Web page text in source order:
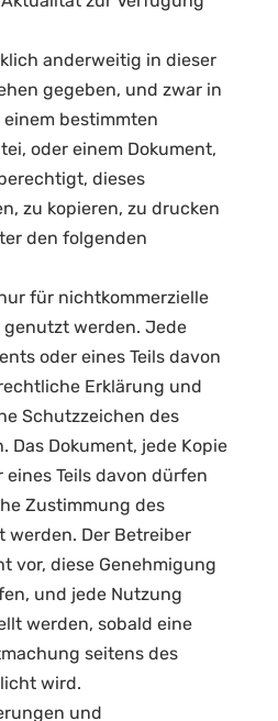
anderweitig in dieser
gegeben, und zwar in
bestimmten
oder einem Dokument,
dieses
zu kopieren, zu drucken
den folgenden
für nichtkommerzielle
werden. Jede
oder eines Teils davon
Erklärung und
Schutzzeichen des
Das Dokument, jede Kopie
eines Teils davon dürfen
Zustimmung des
werden. Der Betreiber
vor, diese Genehmigung
und jede Nutzung
werden, sobald eine
seitens des
wird.
und